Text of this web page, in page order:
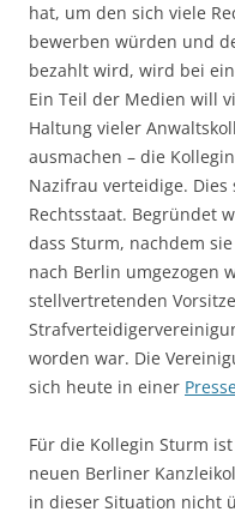
hat, um den sich viele
bewerben würden und
bezahlt wird, wird bei
Ein Teil der Medien will
Haltung vieler
ausmachen – die
Nazifrau verteidige.
Rechtsstaat. Begründet
dass Sturm, nachdem
nach Berlin umgezogen
stellvertretenden
worden war. Die
sich heute in einer
Für die Kollegin Sturm
neuen Berliner
in dieser Situation nicht